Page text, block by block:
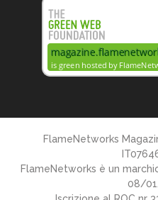
FlameNetworks
FlameNetworks è un
08/